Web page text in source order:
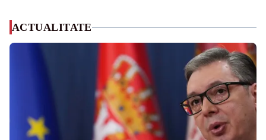
ACTUALITATE